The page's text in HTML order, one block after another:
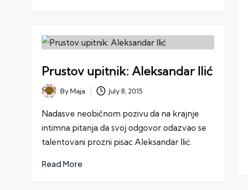
Prustov upitnik: Aleksandar Ilić
PostedByMaja July 8, 2015
Nadasve neobičnom pozivu da na krajnje
intimna pitanja da svoj odgovor odazvao se
talentovani prozni pisac Aleksandar Ilić.
Read More